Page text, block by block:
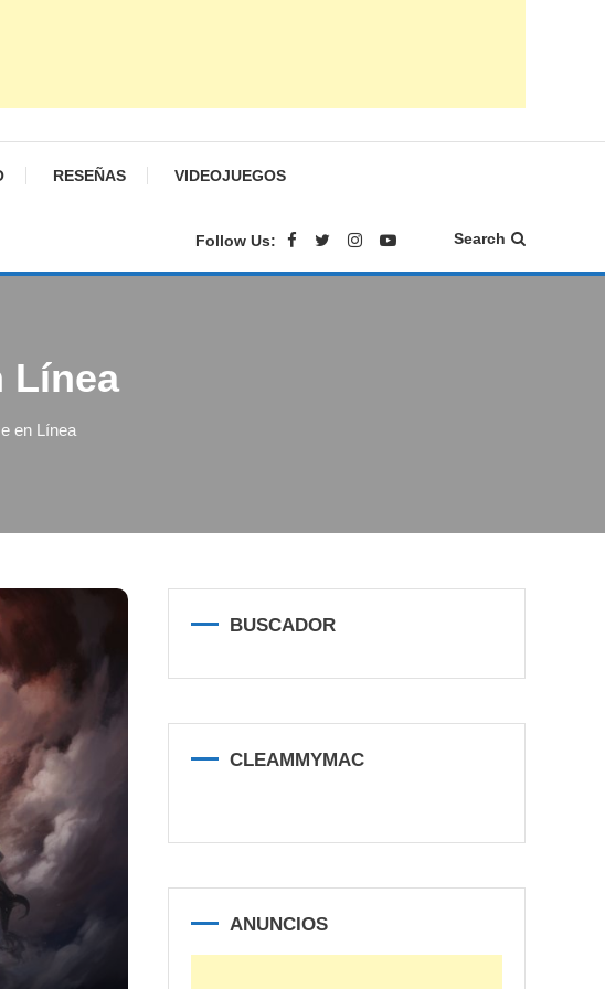
RESEÑAS VIDEOJUEGOS
Follow Us: Search
Línea
en Línea
BUSCADOR
CLEAMMYMAC
ANUNCIOS